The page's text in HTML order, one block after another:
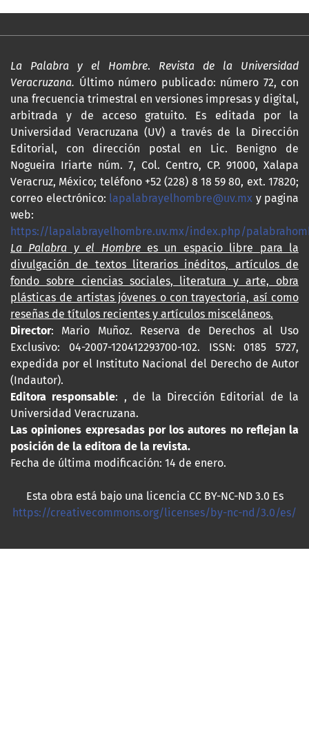
La Palabra y el Hombre. Revista de la Universidad
Veracruzana. Último número publicado: número 72, con
una frecuencia trimestral en versiones impresas y digital,
arbitrada y de acceso gratuito. Es editada por la
Universidad Veracruzana (UV) a través de la Dirección
Editorial, con dirección postal en Lic. Benigno de
Nogueira Iriarte núm. 7, Col. Centro, CP. 91000, Xalapa
Veracruz, México; teléfono +52 (228) 8 18 59 80, ext. 17820;
correo electrónico: lapalabrayelhombre@uv.mx y pagina
web:
https://lapalabrayelhombre.uv.mx/index.php/
La Palabra y el Hombre es un espacio libre para la
divulgación de textos literarios inéditos, artículos de
fondo sobre ciencias sociales, literatura y arte, obra
plásticas de artistas jóvenes o con trayectoria, así como
reseñas de títulos recientes y artículos misceláneos.
Director: Mario Muñoz. Reserva de Derechos al Uso
Exclusivo: 04-2007-120412293700-102. ISSN: 0185 5727,
expedida por el Instituto Nacional del Derecho de Autor
(Indautor).
Editora responsable: , de la Dirección Editorial de la
Universidad Veracruzana.
Las opiniones expresadas por los autores no reflejan la
posición de la editora de la revista.
Fecha de última modificación: 14 de enero.
Esta obra está bajo una licencia CC BY-NC-ND 3.0 Es
https://creativecommons.org/licenses/by-nc-nd/3.0/es/